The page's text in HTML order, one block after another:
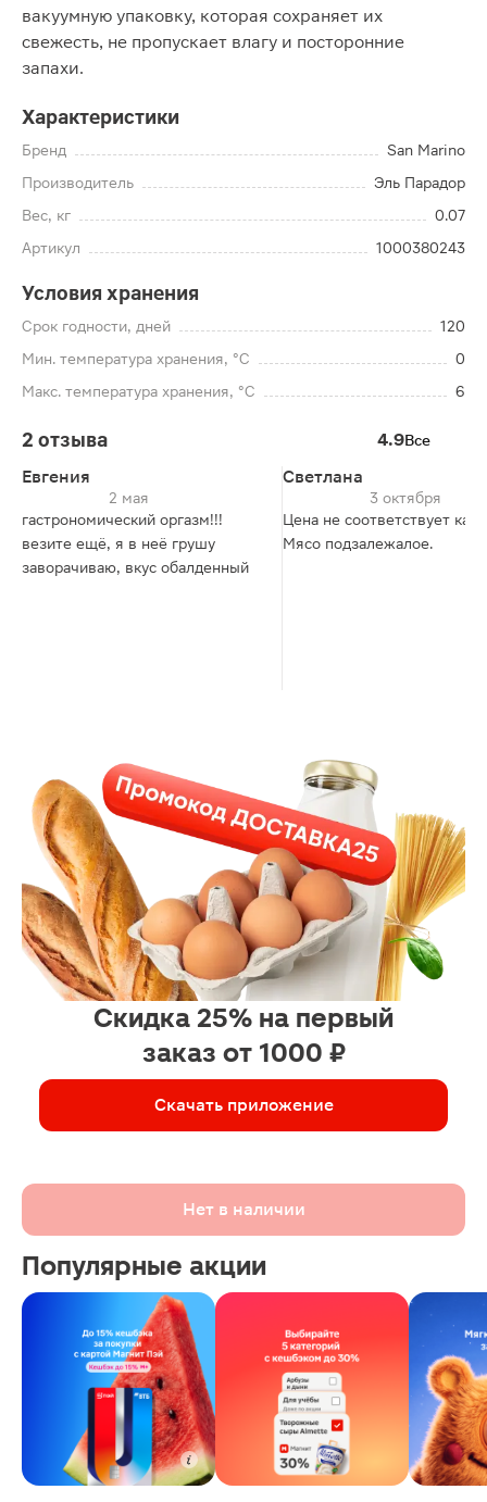
вакуумную упаковку, которая сохраняет их
свежесть, не пропускает влагу и посторонние
запахи.
Характеристики
Бренд
San Marino
Производитель
Эль Парадор
Вес, кг
0.07
Артикул
1000380243
Условия хранения
Срок годности, дней
120
Мин. температура хранения, °C
0
Макс. температура хранения, °C
6
2 отзыва 4.9Все
Евгения
2 мая
гастрономический оргазм!!!
везите ещё, я в неё грушу
заворачиваю, вкус обалденный
Светлана
3 октября
Цена не соответствует
Мясо подзалежалое.
Скидка 25% на первый
заказ от 1000 ₽
Скачать приложение
Нет в наличии
Популярные акции